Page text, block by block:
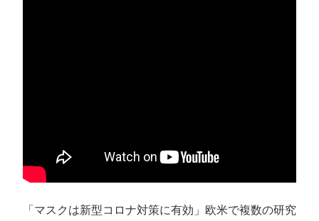
「マスクは新型コロナ対策に有効」欧米で複数の研究